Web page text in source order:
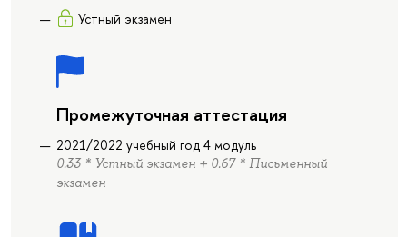
Устный экзамен
Промежуточная аттестация
2021/2022 учебный год 4 модуль
0.33 * Устный экзамен + 0.67 * Письменный
экзамен